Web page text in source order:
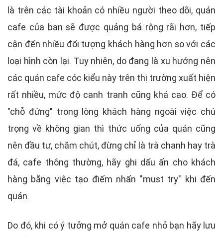
là trên các tài khoản có nhiều người theo dõi, quán
cafe của bạn sẽ được quảng bá rộng rãi hơn, tiếp
cận đến nhiều đối tượng khách hàng hơn so với các
loại hình còn lại. Tuy nhiên, do đang là xu hướng nên
các quán cafe cóc kiểu này trên thị trường xuất hiện
rất nhiều, mức độ canh tranh cũng khá cao. Để có
"chỗ đứng" trong lòng khách hàng ngoài việc chú
trọng về không gian thì thức uống của quán cũng
nên đầu tư, chăm chút, đừng chỉ là trà chanh hay trà
đá, cafe thông thường, hãy ghi dấu ấn cho khách
hàng bằng việc tạo điếm nhấn "must try" khi đến
quán.
Do đó, khi có ý tưởng mở quán cafe nhỏ bạn hãy lưu